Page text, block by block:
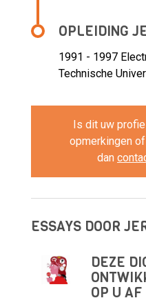
OPLEIDING
1991 - 1997
Technische
Is dit uw
opmerkingen
dan
ESSAYS DOOR
DEZE
OP U AF